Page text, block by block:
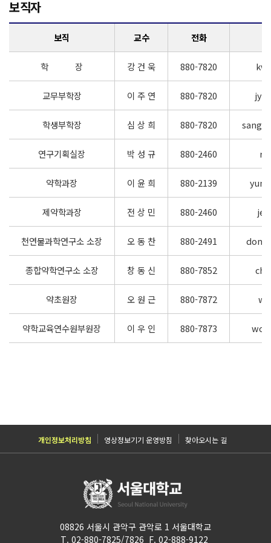
보직자
보직 교수 전화
학 장 강 건 욱 880-7820
교무부학장 이 주 연 880-7820
학생부학장 심 상 희 880-7820
연구기획실장 박 성 규 880-2460
약학과장 이 윤 희 880-2139
제약학과장 전 상 민 880-2460
천연물과학연구소 소장 오 동 찬 880-2491
종합약학연구소 소장 창 동 신 880-7852
약초원장 오 원 근 880-7872
약학교육연수원부원장 이 우 인 880-7873
개인정보처리방침 영상정보기기 운영방침 찾아오시는 길
08826 서울시 관악구 관악로 1 서울대학교
T. 02-880-7825/7826 F. 02-888-9122